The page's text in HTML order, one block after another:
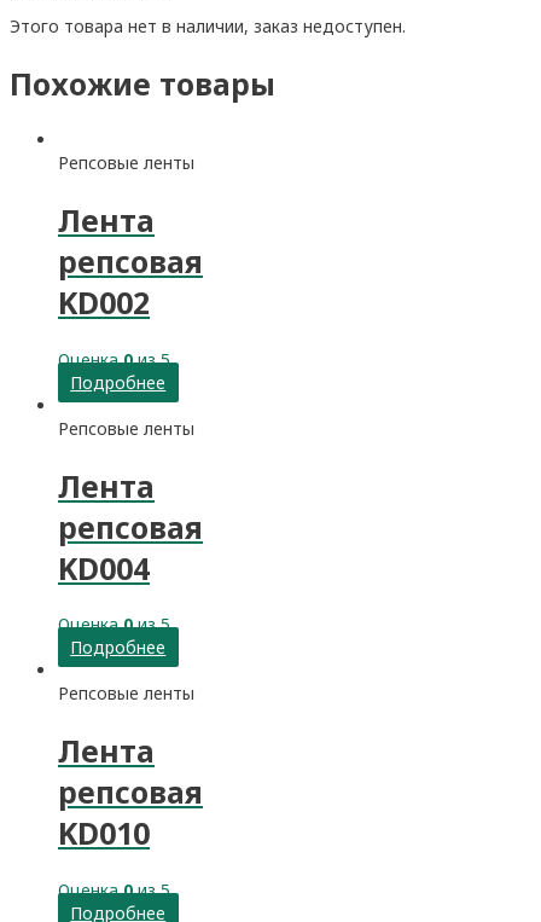
Этого товара нет в наличии, заказ недоступен.
Похожие товары
Репсовые ленты
Лента
репсовая
KD002
Оценка0из 5
Подробнее
Репсовые ленты
Лента
репсовая
KD004
Оценка0из 5
Подробнее
Репсовые ленты
Лента
репсовая
KD010
Оценка0из 5
Подробнее